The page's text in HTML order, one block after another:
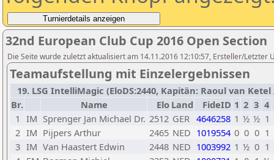
32nd European Club Cup 2016 Open Section
Die Seite wurde zuletzt aktualisiert am 14.11.2016 12:10:57, Ersteller/Letzter
Teamaufstellung mit Einzelergebnissen
19. LSG IntelliMagic (EloDS:2440, Kapitän: Raoul van
Br.
Name Elo Land FideID 1 2 3 4
1 IM Sprenger Jan Michael Dr. 2512 GER 4646258 1 ½ ½ 1
2 IM Pijpers Arthur 2465 NED 1019554 0 0 0 1
3 IM Van Haastert Edwin 2448 NED 1003992 1 ½ 0 1